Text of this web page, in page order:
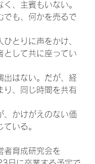
く、主賓もいない。
でも、何かを売るで
ひとりに声をかけ、
として共に座ってい
出はない。だが、経
り、同じ時間を共有
、かけがえのない価
いる。
者育成研究会を